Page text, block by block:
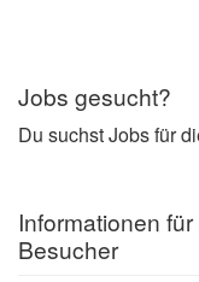
Jobs gesucht?
Du suchst Jobs für
Informationen
Besucher